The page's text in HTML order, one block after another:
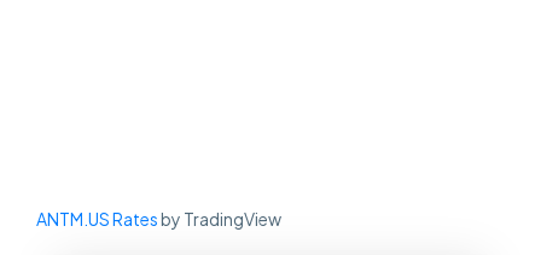
ANTM.US Ratesby TradingView